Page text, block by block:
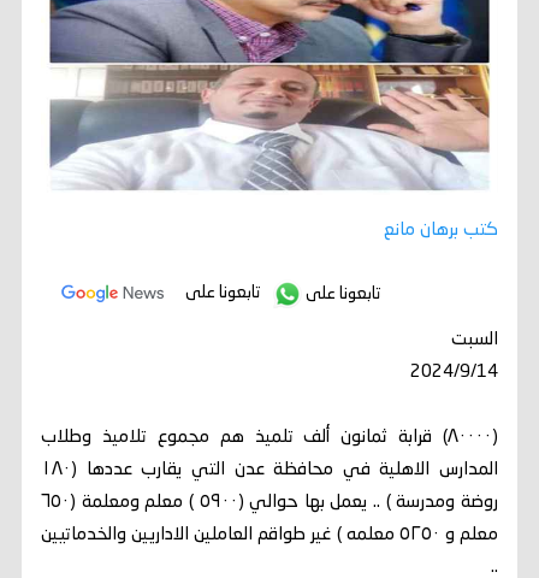
كتب برهان مانع
تابعونا على تابعونا على
السبت
2024/9/14
(٨٠٠٠٠) قرابة ثمانون ألف تلميذ هم مجموع تلاميذ وطلاب
المدارس الاهلية في محافظة عدن التي يقارب عددها (١٨٠
روضة ومدرسة ) .. يعمل بها حوالي (٥٩٠٠ ) معلم ومعلمة (٦٥٠
معلم و ٥٢٥٠ معلمه ) غير طواقم العاملين الاداريين والخدماتيين
..